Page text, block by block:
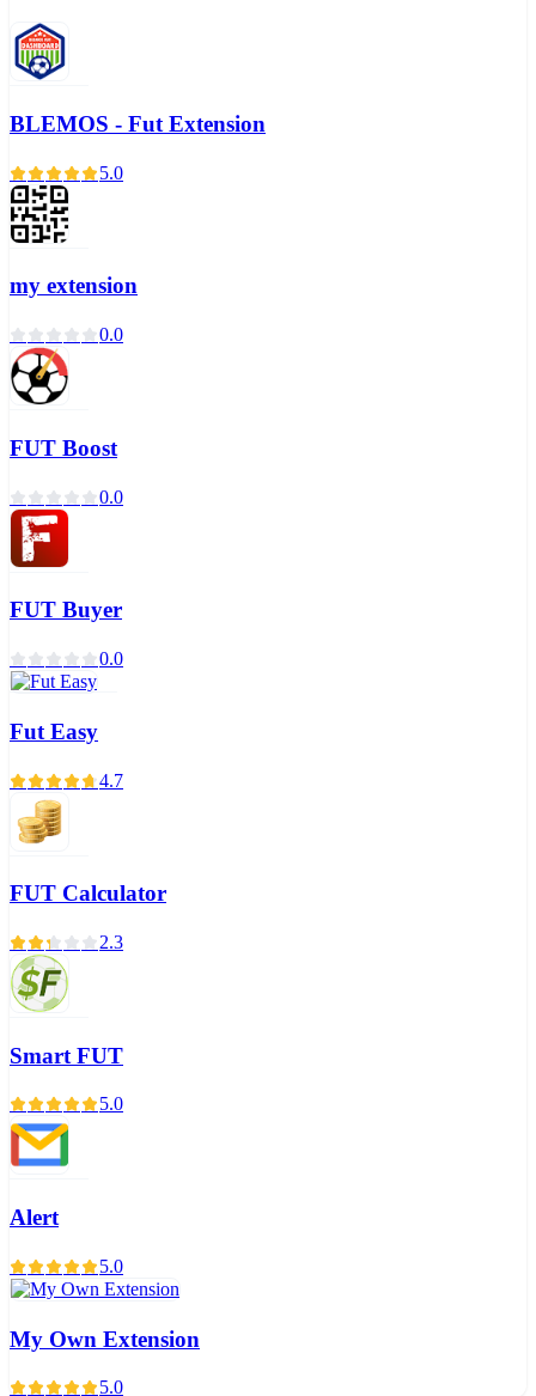
BLEMOS - Fut Extension
5.0
my extension
0.0
FUT Boost
0.0
FUT Buyer
0.0
Fut Easy
4.7
FUT Calculator
2.3
Smart FUT
5.0
Alert
5.0
My Own Extension
5.0